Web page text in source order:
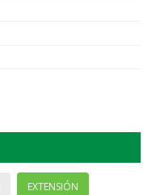
EXTENSIÓN